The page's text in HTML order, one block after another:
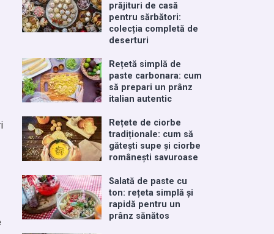
prăjituri de casă
pentru sărbători:
colecția completă de
deserturi
Rețetă simplă de
paste carbonara: cum
să prepari un prânz
italian autentic
Rețete de ciorbe
tradiționale: cum să
gătești supe și ciorbe
românești savuroase
Salată de paste cu
ton: rețeta simplă și
rapidă pentru un
prânz sănătos